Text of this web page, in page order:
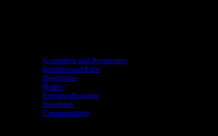
Gaststätten und Restaurants
Kneipen und Pubs
Berghütten
Hotels
Ferienwohnungen
Pensionen
Campingplätze